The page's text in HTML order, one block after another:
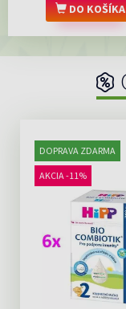
DO KOŠÍKA
DOPRAVA ZDARMA
AKCIA -11%